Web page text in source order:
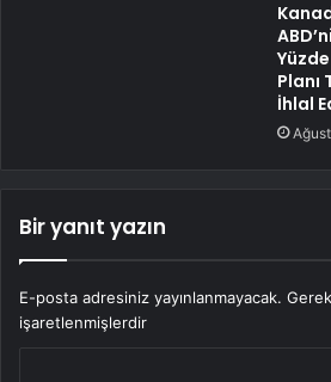
Planı
İhlal
Bir yanıt yazın
E-posta adresiniz yayınlanmayacak.
işaretlenmişlerdir